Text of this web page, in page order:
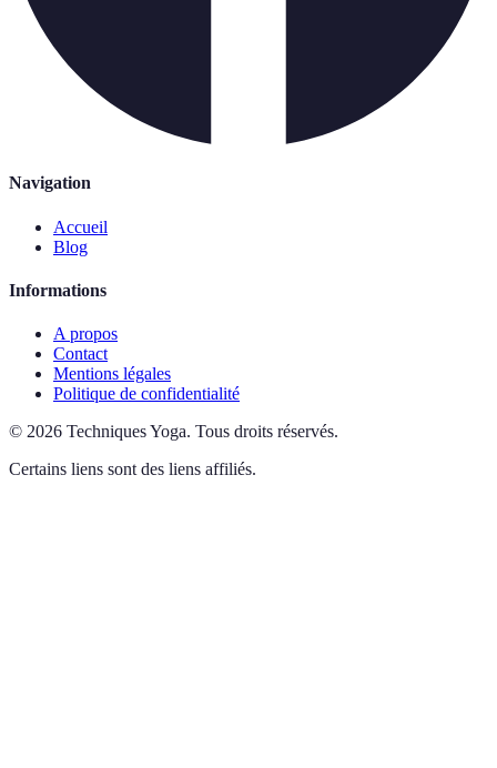
Navigation
Accueil
Blog
Informations
A propos
Contact
Mentions légales
Politique de confidentialité
© 2026 Techniques Yoga. Tous droits réservés.
Certains liens sont des liens affiliés.